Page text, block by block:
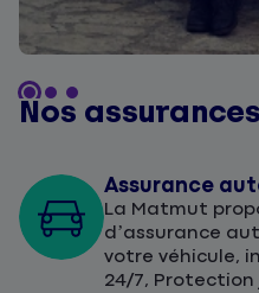
Nos assurances
Assurance
La Matmut
d’assurance
votre véhicule,
24/7,